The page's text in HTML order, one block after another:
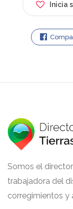
Inicia
Somos el
trabajadora del
corregimientos y